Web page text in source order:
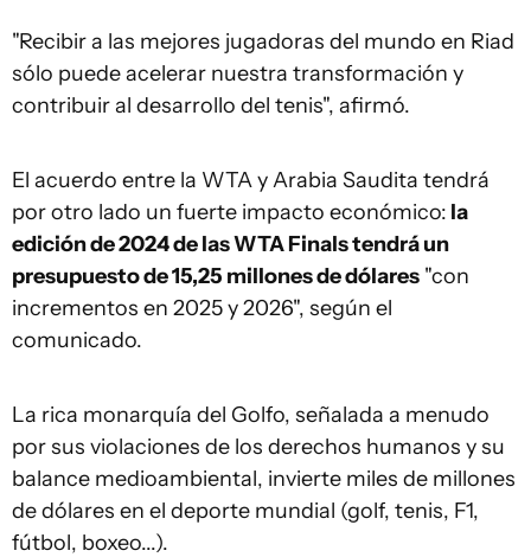
"Recibir a las mejores jugadoras del mundo en Riad
sólo puede acelerar nuestra transformación y
contribuir al desarrollo del tenis", afirmó.
El acuerdo entre la WTA y Arabia Saudita tendrá
por otro lado un fuerte impacto económico: la
edición de 2024 de las WTA Finals tendrá un
presupuesto de 15,25 millones de dólares "con
incrementos en 2025 y 2026", según el
comunicado.
La rica monarquía del Golfo, señalada a menudo
por sus violaciones de los derechos humanos y su
balance medioambiental, invierte miles de millones
de dólares en el deporte mundial (golf, tenis, F1,
fútbol, boxeo...).